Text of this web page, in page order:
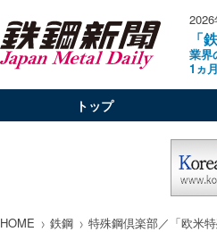
「
業界
1ヵ
トップ
HOME 鉄鋼 特殊鋼倶楽部／「欧米